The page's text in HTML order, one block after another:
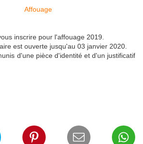
inscrire pour l'affouage 2019.
est ouverte jusqu'au 03 janvier 2020.
d'une pièce d'identité et d'un justificatif